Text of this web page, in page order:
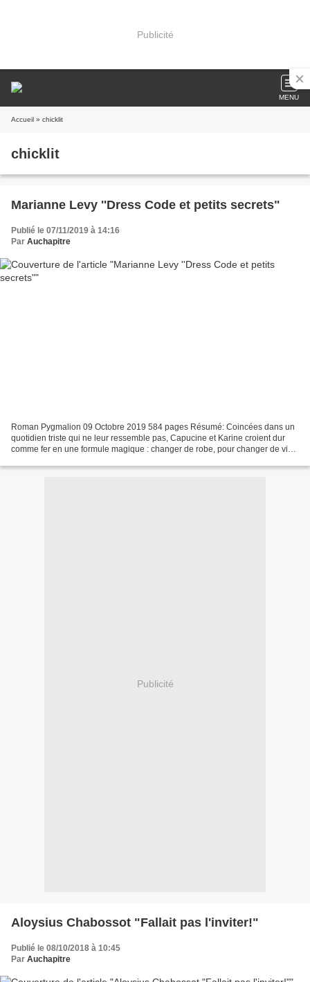
Publicité
MENU
Accueil » chicklit
chicklit
Marianne Levy ''Dress Code et petits secrets"
Publié le 07/11/2019 à 14:16
Par Auchapitre
Roman Pygmalion 09 Octobre 2019 584 pages Résumé: Coincées dans un
quotidien triste qui ne leur ressemble pas, Capucine et Karine croient dur
comme fer en une formule magique : changer de robe, pour changer de vie.
Publicité
Aloysius Chabossot "Fallait pas l'inviter!"
Publié le 08/10/2018 à 10:45
Par Auchapitre